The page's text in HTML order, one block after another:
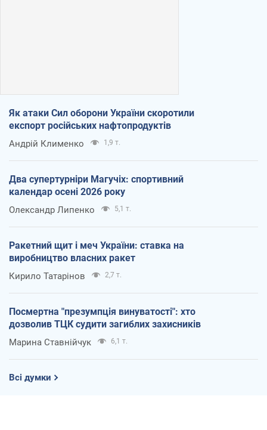
Як атаки Сил оборони України скоротили
експорт російських нафтопродуктів
Андрій Клименко 1,9 т.
Два супертурніри Магучіх: спортивний
календар осені 2026 року
Олександр Липенко 5,1 т.
Ракетний щит і меч України: ставка на
виробництво власних ракет
Кирило Татарінов 2,7 т.
Посмертна "презумпція винуватості": хто
дозволив ТЦК судити загиблих захисників
Марина Ставнійчук 6,1 т.
Всі думки